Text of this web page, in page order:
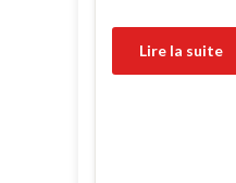
Lire la suite